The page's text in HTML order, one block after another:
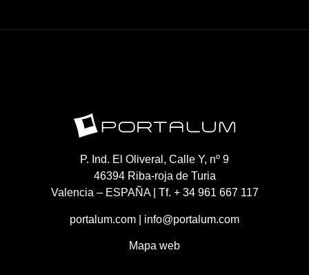
P. Ind. El Oliveral, Calle Y, nº 9
46394 Riba-roja de Turia
Valencia – ESPAÑA | Tf. + 34 961 667 117
portalum.com info@portalum.com
Mapa web